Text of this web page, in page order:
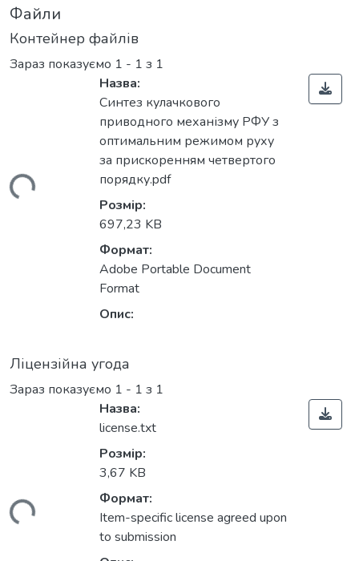
Файли
Контейнер файлів
Зараз показуємо 1 - 1 з 1
Назва:
Синтез кулачкового
приводного механізму РФУ з
оптимальним режимом руху
за прискоренням четвертого
порядку.pdf
Розмір:
697,23 KB
Формат:
Adobe Portable Document
Format
Опис:
Ліцензійна угода
Зараз показуємо 1 - 1 з 1
Назва:
license.txt
Розмір:
3,67 KB
Формат:
Item-specific license agreed upon
to submission